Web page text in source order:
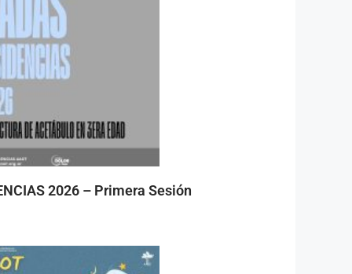
2026 – Primera Sesión